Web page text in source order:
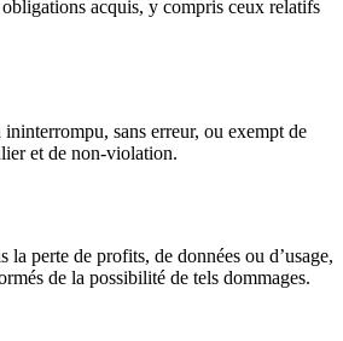
acquis, y compris ceux relatifs
sans erreur, ou exempt de
et de non-violation.
perte de profits, de données ou d’usage,
de la possibilité de tels dommages.